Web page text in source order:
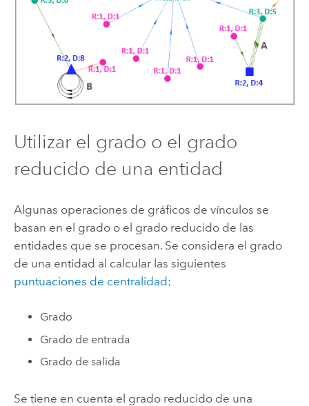
Utilizar el grado o el grado
reducido de una entidad
Algunas operaciones de gráficos de vínculos se
basan en el grado o el grado reducido de las
entidades que se procesan. Se considera el grado
de una entidad al calcular las siguientes
puntuaciones de centralidad:
Grado
Grado de entrada
Grado de salida
Se tiene en cuenta el grado reducido de una